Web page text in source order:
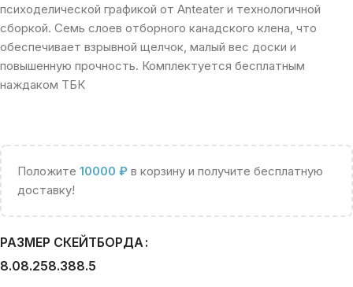
психоделической графикой от Anteater и технологичной
сборкой. Семь слоев отборного канадского клена, что
обеспечивает взрывной щелчок, малый вес доски и
повышенную прочность. Комплектуется бесплатным
наждаком ТБК
Положите 10000 ₽ в корзину и получите бесплатную
доставку!
РАЗМЕР СКЕЙТБОРДА
8.08.258.388.5